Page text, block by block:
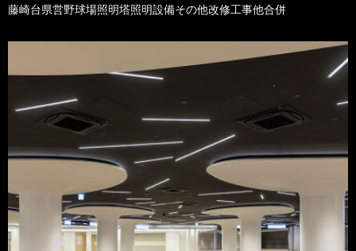
藤崎台県営野球場照明塔照明設備その他改修工事他合併